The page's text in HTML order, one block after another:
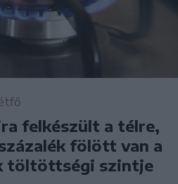
felkészült a télre,
fölött van a
töltöttségi szintje